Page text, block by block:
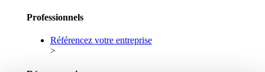
Professionnels
Référencez votre entreprise
>